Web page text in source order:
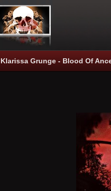
Klarissa Grunge - Blood Of